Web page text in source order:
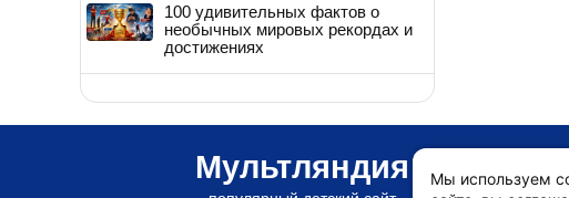
100 удивительных фактов о
необычных мировых рекордах и
достижениях
Мультляндия
Мы используем